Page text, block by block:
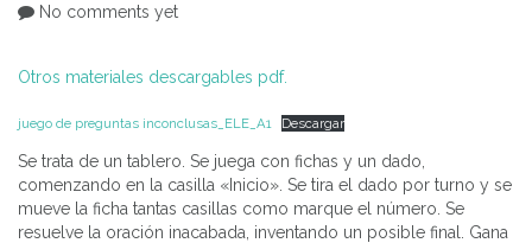
No comments yet
Otros materiales descargables pdf.
juego de preguntas inconclusas_ELE_A1 Descargar
Se trata de un tablero. Se juega con fichas y un dado,
comenzando en la casilla «Inicio». Se tira el dado por turno y se
mueve la ficha tantas casillas como marque el número. Se
resuelve la oración inacabada, inventando un posible final. Gana